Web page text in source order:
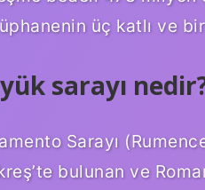
üç katlı ve
sarayı
Sarayı
bulunan ve